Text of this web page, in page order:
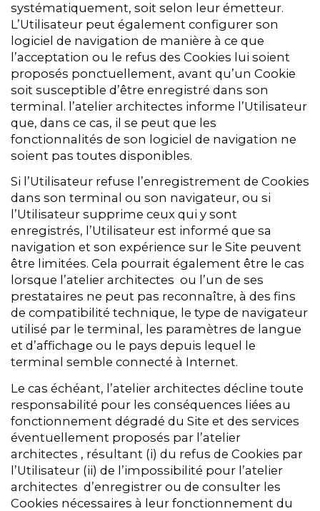
systématiquement, soit selon leur émetteur.
L’Utilisateur peut également configurer son
logiciel de navigation de manière à ce que
l’acceptation ou le refus des Cookies lui soient
proposés ponctuellement, avant qu’un Cookie
soit susceptible d’être enregistré dans son
terminal. l’atelier architectes informe l’Utilisateur
que, dans ce cas, il se peut que les
fonctionnalités de son logiciel de navigation ne
soient pas toutes disponibles.
Si l’Utilisateur refuse l’enregistrement de Cookies
dans son terminal ou son navigateur, ou si
l’Utilisateur supprime ceux qui y sont
enregistrés, l’Utilisateur est informé que sa
navigation et son expérience sur le Site peuvent
être limitées. Cela pourrait également être le cas
lorsque l’atelier architectes ou l’un de ses
prestataires ne peut pas reconnaître, à des fins
de compatibilité technique, le type de navigateur
utilisé par le terminal, les paramètres de langue
et d’affichage ou le pays depuis lequel le
terminal semble connecté à Internet.
Le cas échéant, l’atelier architectes décline toute
responsabilité pour les conséquences liées au
fonctionnement dégradé du Site et des services
éventuellement proposés par l’atelier
architectes , résultant (i) du refus de Cookies par
l’Utilisateur (ii) de l’impossibilité pour l’atelier
architectes d’enregistrer ou de consulter les
Cookies nécessaires à leur fonctionnement du